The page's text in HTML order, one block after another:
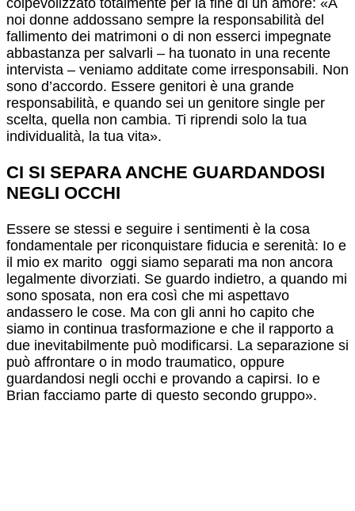
noi donne addossano sempre la responsabilità del
fallimento dei matrimoni o di non esserci impegnate
abbastanza per salvarli – ha tuonato in una recente
intervista – veniamo additate come irresponsabili. Non
sono d’accordo. Essere genitori è una grande
responsabilità, e quando sei un genitore single per
scelta, quella non cambia. Ti riprendi solo la tua
individualità, la tua vita».
CI SI SEPARA ANCHE GUARDANDOSI
NEGLI OCCHI
Essere se stessi e seguire i sentimenti è la cosa
fondamentale per riconquistare fiducia e serenità: Io e
il mio ex marito oggi siamo separati ma non ancora
legalmente divorziati. Se guardo indietro, a quando mi
sono sposata, non era così che mi aspettavo
andassero le cose. Ma con gli anni ho capito che
siamo in continua trasformazione e che il rapporto a
due inevitabilmente può modificarsi. La separazione si
può affrontare o in modo traumatico, oppure
guardandosi negli occhi e provando a capirsi. Io e
Brian facciamo parte di questo secondo gruppo».